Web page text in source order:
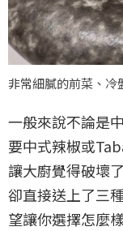
非常細膩的前菜、
一般來說不論是
要中式辣椒或
讓大廚覺得破壞
卻直接送上了三
望讓你選擇怎麼